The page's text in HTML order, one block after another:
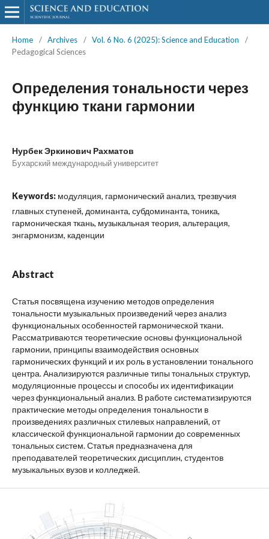
Home / Archives / Vol. 6 No. 6 (2025): Science and Education
/
Pedagogical Sciences
Определения тональности через
функцию ткани гармонии
Нурбек Эркинович Рахматов
Бухарский международный университет
Keywords: модуляция, гармонический анализ, трезвучия
главных ступеней, доминанта, субдоминанта, тоника,
гармоническая ткань, музыкальная теория, альтерация,
энгармонизм, каденции
Abstract
Статья посвящена изучению методов определения
тональности музыкальных произведений через анализ
функциональных особенностей гармонической ткани.
Рассматриваются теоретические основы функциональной
гармонии, принципы взаимодействия основных
гармонических функций и их роль в установлении тонального
центра. Анализируются различные типы тональных структур,
модуляционные процессы и способы их идентификации
через функциональный анализ. В работе систематизируются
практические методы определения тональности в
произведениях различных стилевых направлений, от
классической функциональной гармонии до современных
тональных систем. Статья предназначена для
преподавателей теоретических дисциплин, студентов
музыкальных вузов и колледжей.